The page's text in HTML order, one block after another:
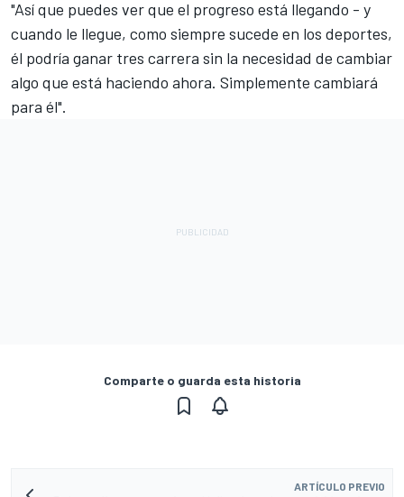
"Así que puedes ver que el progreso está llegando - y
cuando le llegue, como siempre sucede en los deportes,
él podría ganar tres carrera sin la necesidad de cambiar
algo que está haciendo ahora. Simplemente cambiará
para él".
Comparte o guarda esta historia
ARTÍCULO PREVIO